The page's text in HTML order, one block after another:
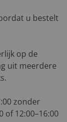
u bestelt
op de
uit meerdere
zonder
of 12:00–16:00